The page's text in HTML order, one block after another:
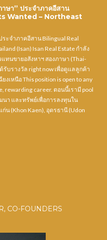
ษา” ประจำภาคอีสาน
Wanted – Northeast
ะจำภาคอีสาน Bilingual Real
(Isan) Isan Real Estate กำลัง
ทนขายอสังหาฯ สองภาษา (Thai-
รับรางวัล right now เพื่อดูแลลูกค้า
เหนือ This position is open to any
rewarding career. ตอนนี้เรามี pool
า และทรัพย์เพื่อการลงทุนใน
(Khon Kaen), อุดรธานี (Udon
CO-FOUNDERS